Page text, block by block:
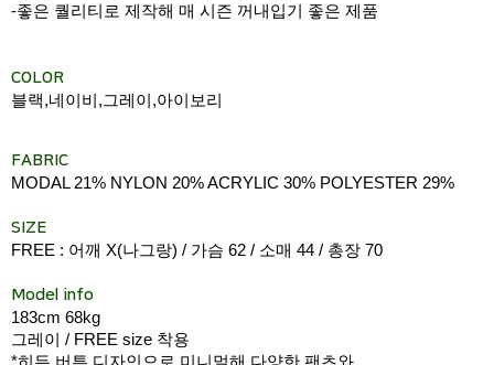
-좋은 퀄리티로 제작해 매 시즌 꺼내입기 좋은 제품
COLOR
블랙,네이비,그레이,아이보리
FABRIC
MODAL 21% NYLON 20% ACRYLIC 30% POLYESTER 29%
SIZE
FREE : 어깨 X(나그랑) / 가슴 62 / 소매 44 / 총장 70
Model info
183cm 68kg
그레이 / FREE size 착용
*히든 버튼 디자인으로 미니멀해 다양한 팬츠와